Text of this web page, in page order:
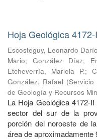
Hoja Geológica
Escosteguy, Leonardo Darío
Mario; González Díaz,
Etcheverría, Mariela P.;
González, Rafael (Servicio
de Geología y Recursos
La Hoja Geológica 4172-
sector del sur de la
porción del noroeste de
área de aproximadamente